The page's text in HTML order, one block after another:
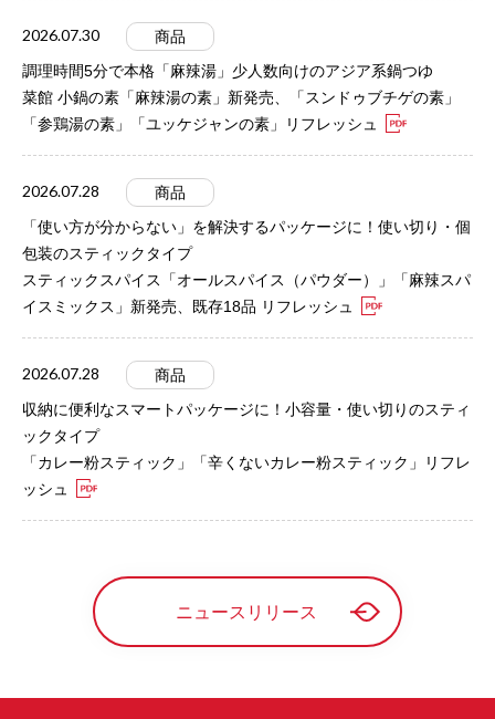
2026.07.30
商品
調理時間5分で本格「麻辣湯」少人数向けのアジア系鍋つゆ
菜館 小鍋の素「麻辣湯の素」新発売、「スンドゥブチゲの素」
「参鶏湯の素」「ユッケジャンの素」リフレッシュ
2026.07.28
商品
「使い方が分からない」を解決するパッケージに！使い切り・個
包装のスティックタイプ
スティックスパイス「オールスパイス（パウダー）」「麻辣スパ
イスミックス」新発売、既存18品 リフレッシュ
2026.07.28
商品
収納に便利なスマートパッケージに！小容量・使い切りのスティ
ックタイプ
「カレー粉スティック」「辛くないカレー粉スティック」リフレ
ッシュ
ニュースリリース